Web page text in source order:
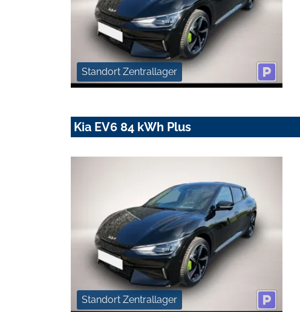
Standort Zentrallager
Kia EV6 84 kWh Plus
Standort Zentrallager